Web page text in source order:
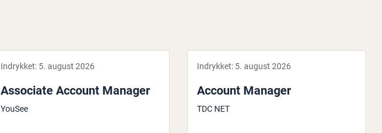
Indrykket: 5. august 2026
Associate Account Manager
YouSee
Indrykket: 5. august 2026
Account Manager
TDC NET